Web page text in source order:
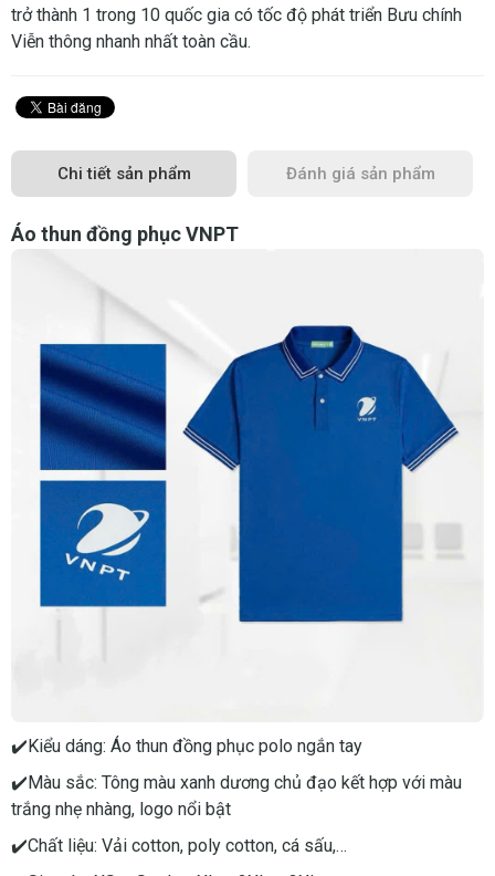
trở thành 1 trong 10 quốc gia có tốc độ phát triển Bưu chính
Viễn thông nhanh nhất toàn cầu.
Chi tiết sản phẩm Đánh giá sản phẩm
Áo thun đồng phục VNPT
✔️Kiểu dáng: Áo thun đồng phục polo ngắn tay
✔️Màu sắc: Tông màu xanh dương chủ đạo kết hợp với màu
trắng nhẹ nhàng, logo nổi bật
✔️Chất liệu: Vải cotton, poly cotton, cá sấu,…